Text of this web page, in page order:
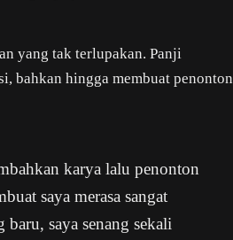
yang tak terlupakan. Panji
bahkan hingga membuat penonton
karya lalu penonton
saya merasa sangat
saya senang sekali